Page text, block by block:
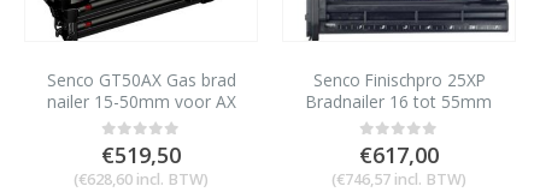
Senco GT50AX Gas brad
nailer 15-50mm voor AX
minibrads 18 gauge
0out of 5
€519,50
(€628,60 incl. BTW)
Senco Finischpro 25XP
Bradnailer 16 tot 55mm
voor AX/AY minibrads 18
gauge
0out of 5
€617,00
(€746,57 incl. BTW)